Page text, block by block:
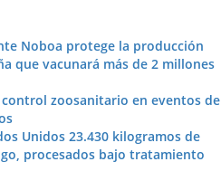
Noboa protege la producción
que vacunará más de 2 millones
zoosanitario en eventos de
Unidos 23.430 kilogramos de
procesados bajo tratamiento